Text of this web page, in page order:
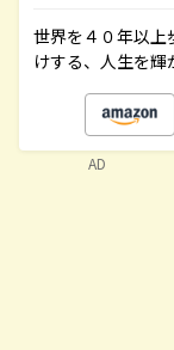
世界を４０年以上
けする、人生を
AD